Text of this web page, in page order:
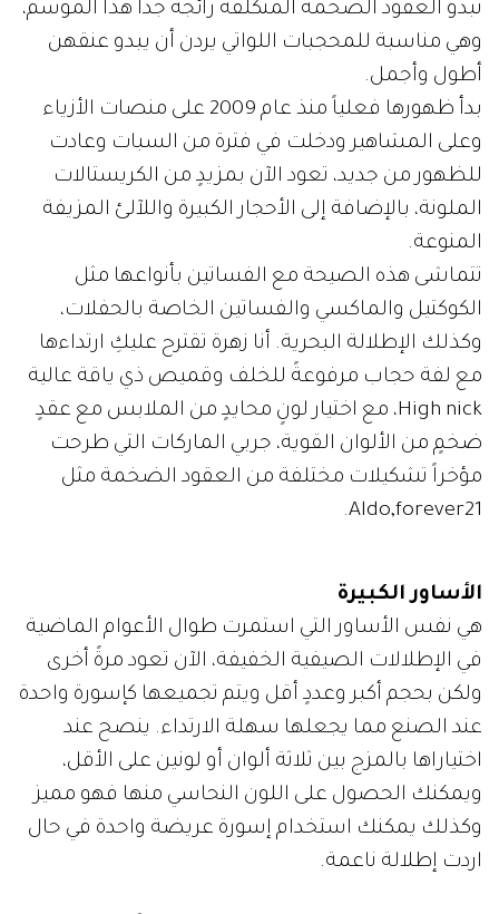
تبدو العقود الضخمة المتكلفة رائجةً جداً هذا الموسم،
وهي مناسبة للمحجبات اللواتي يردن أن يبدو عنقهن
أطول وأجمل.
بدأ ظهورها فعلياً منذ عام 2009 على منصات الأزياء
وعلى المشاهير ودخلت في فترة من السبات وعادت
للظهور من جديد، تعود الآن بمزيدٍ من الكريستالات
الملونة، بالإضافة إلى الأحجار الكبيرة واللآلئ المزيفة
المنوعة.
تتماشى هذه الصيحة مع الفساتين بأنواعها مثل
الكوكتيل والماكسي والفساتين الخاصة بالحفلات،
وكذلك الإطلالة البحرية. أنا زهرة تقترح عليكِ ارتداءها
مع لفة حجاب مرفوعةً للخلف وقميص ذي ياقة عالية
High nick، مع اختيار لونٍ محايدٍ من الملابس مع عقدٍ
ضخمٍ من الألوان القوية، جربي الماركات التي طرحت
مؤخراً تشكيلات مختلفة من العقود الضخمة مثل
Aldo,forever21.
الأساور الكبيرة
هي نفس الأساور التي استمرت طوال الأعوام الماضية
في الإطلالات الصيفية الخفيفة، الآن تعود مرةً أخرى
ولكن بحجم أكبر وعددٍ أقل ويتم تجميعها كإسورة واحدة
عند الصنع مما يجعلها سهلة الارتداء. ينصح عند
اختياراها بالمزج بين ثلاثة ألوان أو لونين على الأقل،
ويمكنك الحصول على اللون النحاسي منها فهو مميز
وكذلك يمكنك استخدام إسورة عريضة واحدة في حال
اردت إطلالة ناعمة.